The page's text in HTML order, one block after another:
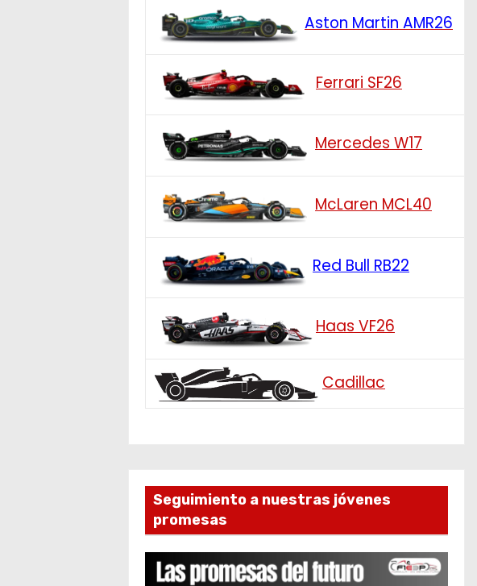
Aston Martin AMR26
Ferrari SF26
Mercedes W17
McLaren MCL40
Red Bull RB22
Haas VF26
Cadillac
Seguimiento a nuestras jóvenes
promesas